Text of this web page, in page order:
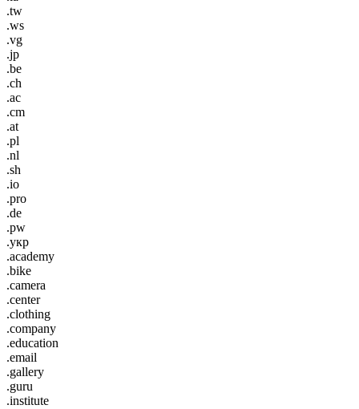
.tw
.ws
.vg
.jp
.be
.ch
.ac
.cm
.at
.pl
.nl
.sh
.io
.pro
.de
.pw
.укр
.academy
.bike
.camera
.center
.clothing
.company
.education
.email
.gallery
.guru
.institute